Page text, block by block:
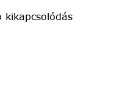
kikapcsolódás